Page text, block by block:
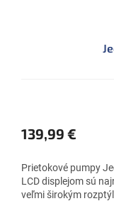
139,99 €
Prietokové pumpy
LCD displejom sú
veľmi širokým